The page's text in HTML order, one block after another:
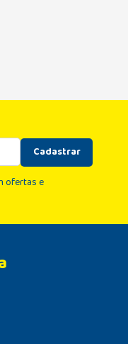
Cadastrar
ofertas e